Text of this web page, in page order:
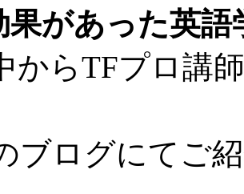
果があった英語
からTFプロ講
ブログにてご